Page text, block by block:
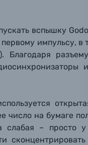
известных
Нажимая
вспышку
импульсу,
Благодаря
число на бумаге
слабая –